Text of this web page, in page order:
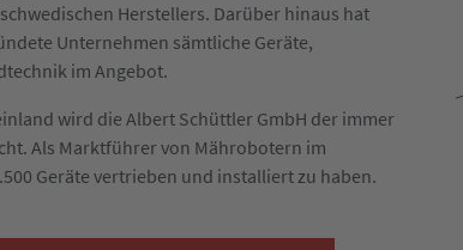
Herstellers. Darüber hinaus hat
Unternehmen sämtliche Geräte,
im Angebot.
wird die Albert Schüttler GmbH der immer
Als Marktführer von Mährobotern im
Geräte vertrieben und installiert zu haben.